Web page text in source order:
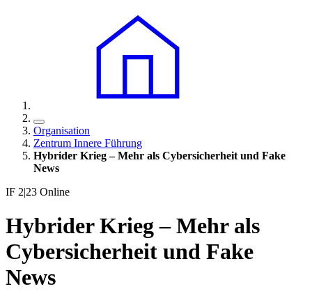
Organisation
Zentrum Innere Führung
Hybrider Krieg – Mehr als Cybersicherheit und Fake
News
IF 2|23 Online
Hybrider Krieg – Mehr als
Cybersicherheit und Fake
News